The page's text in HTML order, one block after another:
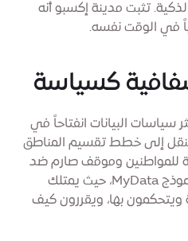
تثبت مدينة إكسبو أنه
في الوقت نفسه.
كسياسة
البيانات انفتاحاً في
إلى خطط تقسيم المناطق
للمواطنين وموقف صارم ضد
المراقبة. حتى أنها تستخدم نموذج MyData، حيث يمتلك
ويتحكمون بها، ويقررون كيف